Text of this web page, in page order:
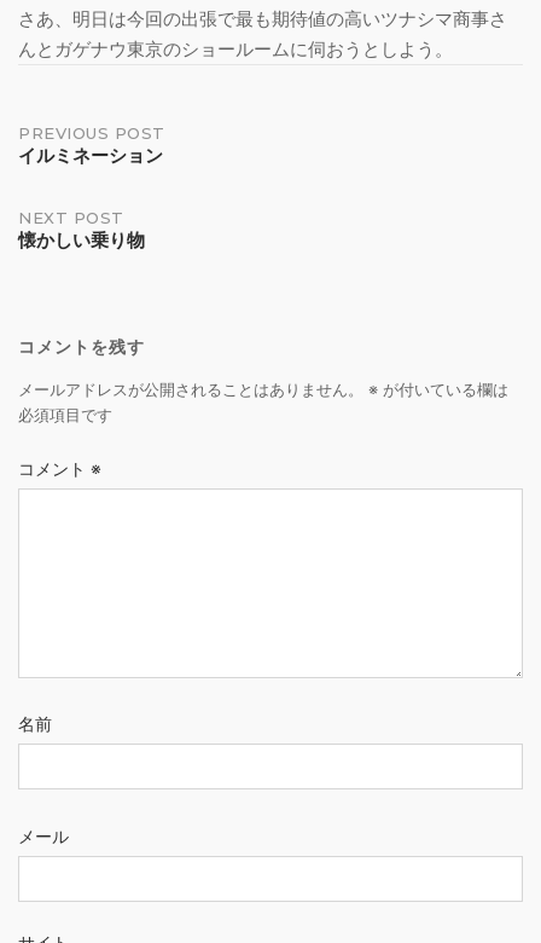
​さあ、明日は今回の出張で最も期待値の高いツナシマ商事さ
んとガゲナウ東京のショールームに伺おうとしよう。
Post
PREVIOUS POST
イルミネーション
NEXT POST
懐かしい乗り物
コメントを残す
メールアドレスが公開されることはありません。 ※ が付いている欄は
必須項目です
コメント ※
名前
メール